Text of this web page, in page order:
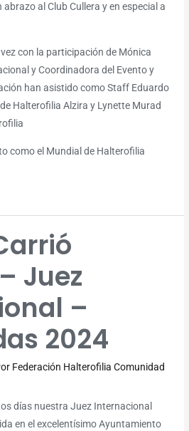
al Club Cullera y en especial a
con la participación de Mónica
y Coordinadora del Evento y
han asistido como Staff Eduardo
Halterofilia Alzira y Lynette Murad
como el Mundial de Halterofilia
Juez
–
2024
Federación Halterofilia Comunidad
días nuestra Juez Internacional
en el excelentísimo Ayuntamiento